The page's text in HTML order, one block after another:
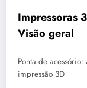
Impressoras
Visão geral
Ponta de
impressão 3D